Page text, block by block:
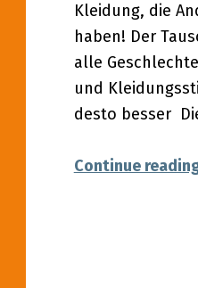
Kleidung, die
haben! Der
alle
und
desto besser
Continue